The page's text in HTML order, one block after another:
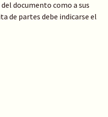
documento como a sus
de partes debe indicarse el